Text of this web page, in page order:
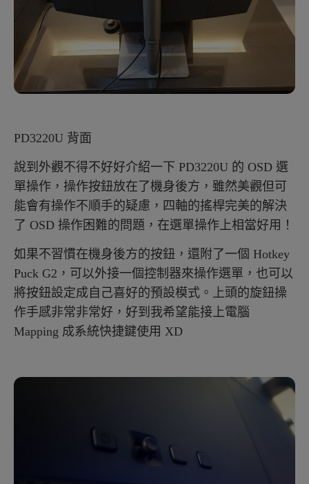
PD3220U 背面
說到外觀不得不好好介紹一下 PD3220U 的 OSD 選
單操作，操作按鈕放在了機身後方，雖然美觀但可
能會有操作不順手的疑慮，四軸的搖桿完美的解決
了 OSD 操作困難的問題，在選單操作上相當好用！
如果不習慣在機身後方的按鈕，還附了一個 Hotkey
Puck G2，可以外接一個控制器來操作選單，也可以
將按鈕設定成自己喜好的預設模式。上頭的旋鈕操
作手感非常非常好，好到我希望能接上電腦
Mapping 成系統快捷鍵使用 XD